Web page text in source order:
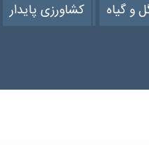
و گیاه
کشاورزی پایدار